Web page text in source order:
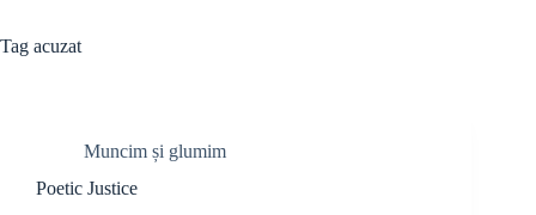
Tag acuzat
Muncim și glumim
Poetic Justice